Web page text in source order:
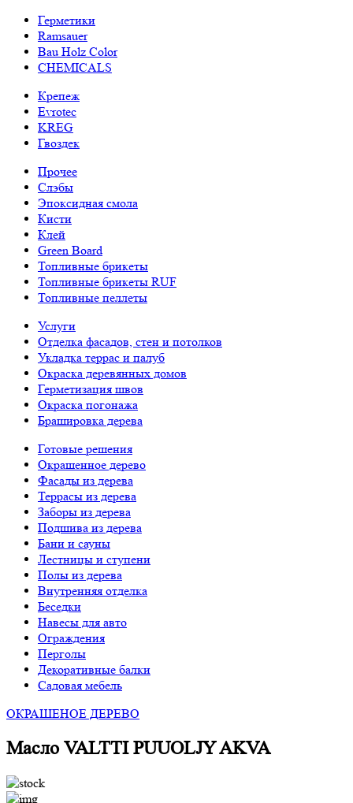
Герметики
Ramsauer
Bau Holz Color
CHEMICALS
Крепеж
Evrotec
KREG
Гвоздек
Прочее
Слэбы
Эпоксидная смола
Кисти
Клей
Green Board
Топливные брикеты
Топливные брикеты RUF
Топливные пеллеты
Услуги
Отделка фасадов, стен и потолков
Укладка террас и палуб
Окраска деревянных домов
Герметизация швов
Окраска погонажа
Брашировка дерева
Готовые решения
Окрашенное дерево
Фасады из дерева
Террасы из дерева
Заборы из дерева
Подшива из дерева
Бани и сауны
Лестницы и ступени
Полы из дерева
Внутренняя отделка
Беседки
Навесы для авто
Ограждения
Перголы
Декоративные балки
Садовая мебель
ОКРАШЕНОЕ ДЕРЕВО
Масло VALTTI PUUOLJY AKVA